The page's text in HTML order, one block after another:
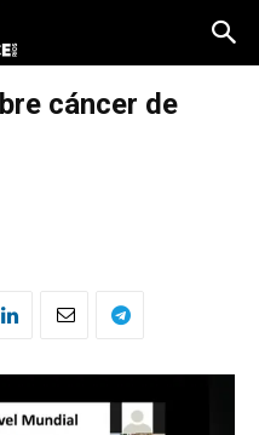
cáncer de